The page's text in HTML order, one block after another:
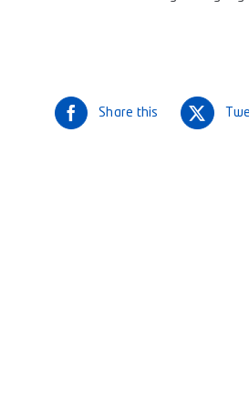
Share this